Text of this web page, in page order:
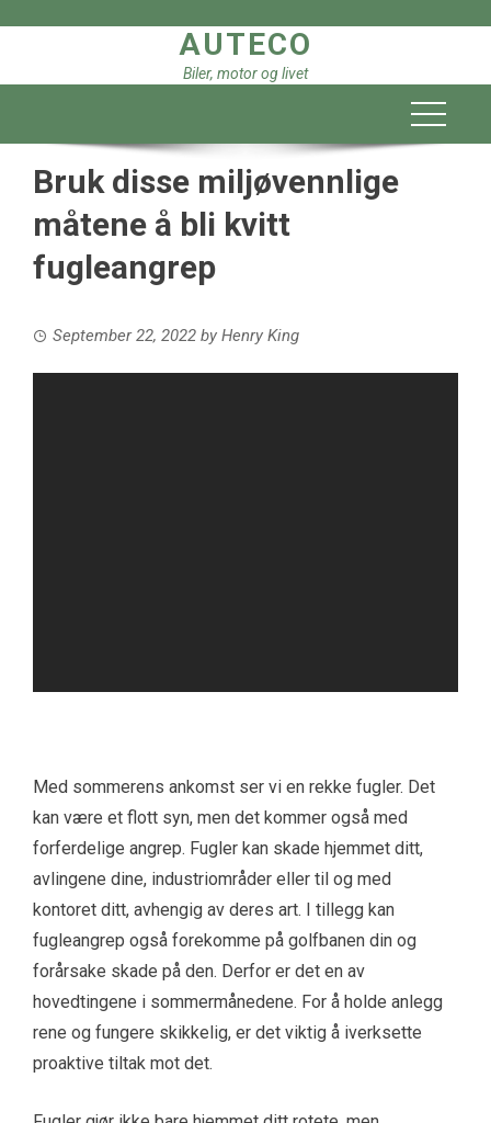
AUTECO
Biler, motor og livet
Bruk disse miljøvennlige
måtene å bli kvitt
fugleangrep
September 22, 2022 by Henry King
Med sommerens ankomst ser vi en rekke fugler. Det
kan være et flott syn, men det kommer også med
forferdelige angrep. Fugler kan skade hjemmet ditt,
avlingene dine, industriområder eller til og med
kontoret ditt, avhengig av deres art. I tillegg kan
fugleangrep også forekomme på golfbanen din og
forårsake skade på den. Derfor er det en av
hovedtingene i sommermånedene. For å holde anlegg
rene og fungere skikkelig, er det viktig å iverksette
proaktive tiltak mot det.